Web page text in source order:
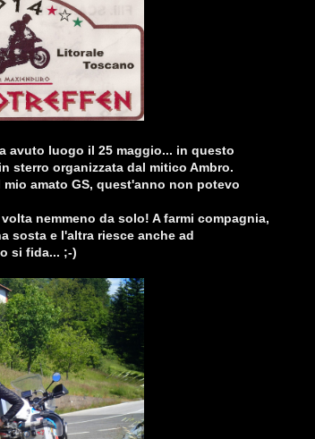
avuto luogo il 25 maggio... in questo
sterro organizzata dal mitico Ambro.
amato GS, quest'anno non potevo
nemmeno da solo! A farmi compagnia,
sosta e l'altra riesce anche ad
si fida... ;-)